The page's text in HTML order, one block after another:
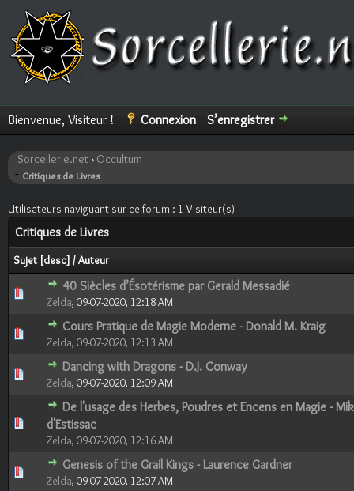
Bienvenue, Visiteur ! Connexion S’enregistrer
Sorcellerie.net › Occultum
Critiques de Livres
Utilisateurs naviguant sur ce forum : 1 Visiteur(s)
Critiques de Livres
Sujet [desc] /Auteur
40 Siècles d’Ésotérisme par Gerald Messadié
Zelda, 09-07-2020, 12:18 AM
0 Votes - 0 sur 5 en moyenne
12345
Cours Pratique de Magie Moderne - Donald M. Kraig
Zelda, 09-07-2020, 12:13 AM
0 Votes - 0 sur 5 en moyenne
123 45
Dancing with Dragons - D.J. Conway
Zelda, 09-07-2020, 12:09 AM
0 Votes - 0 sur 5 en moyenne
12345
De l'usage des Herbes, Poudres et Encens en Magie -
d'Estissac
Zelda, 09-07-2020, 12:16 AM
0 Votes - 0 sur 5 en moyenne
Genesis of the Grail Kings - Laurence Gardner
Zelda, 09-07-2020, 12:07 AM
0 Votes - 0 sur 5 en moyenne
12345